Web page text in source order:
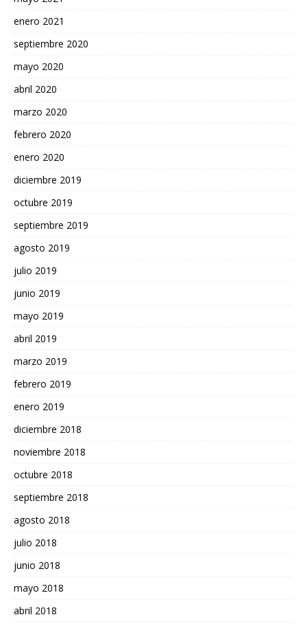
enero 2021
septiembre 2020
mayo 2020
abril 2020
marzo 2020
febrero 2020
enero 2020
diciembre 2019
octubre 2019
septiembre 2019
agosto 2019
julio 2019
junio 2019
mayo 2019
abril 2019
marzo 2019
febrero 2019
enero 2019
diciembre 2018
noviembre 2018
octubre 2018
septiembre 2018
agosto 2018
julio 2018
junio 2018
mayo 2018
abril 2018